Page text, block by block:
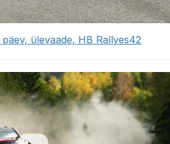
ülevaade, HB Rallyes42